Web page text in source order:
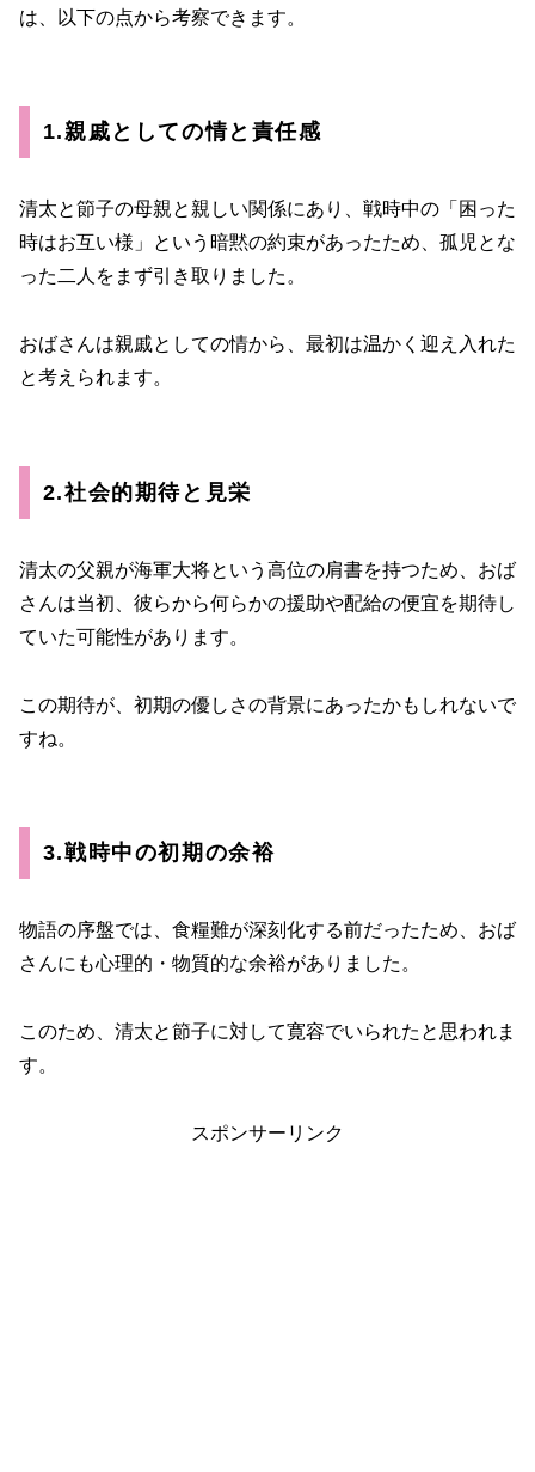
は、以下の点から考察できます。
1.親戚としての情と責任感
清太と節子の母親と親しい関係にあり、戦時中の「困った
時はお互い様」という暗黙の約束があったため、孤児とな
った二人をまず引き取りました。
おばさんは親戚としての情から、最初は温かく迎え入れた
と考えられます。
2.社会的期待と見栄
清太の父親が海軍大将という高位の肩書を持つため、おば
さんは当初、彼らから何らかの援助や配給の便宜を期待し
ていた可能性があります。
この期待が、初期の優しさの背景にあったかもしれないで
すね。
3.戦時中の初期の余裕
物語の序盤では、食糧難が深刻化する前だったため、おば
さんにも心理的・物質的な余裕がありました。
このため、清太と節子に対して寛容でいられたと思われま
す。
スポンサーリンク